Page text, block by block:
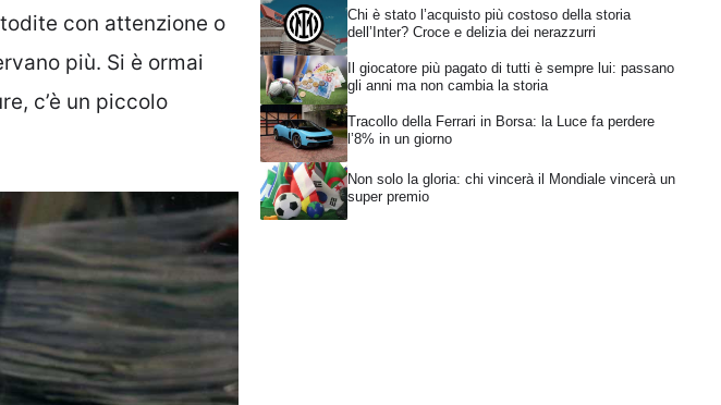
con attenzione o
più. Si è ormai
c’è un piccolo
Chi è stato l’acquisto più costoso della storia
dell’Inter? Croce e delizia dei nerazzurri
Il giocatore più pagato di tutti è sempre lui: passano
gli anni ma non cambia la storia
Tracollo della Ferrari in Borsa: la Luce fa perdere
l’8% in un giorno
Non solo la gloria: chi vincerà il Mondiale vincerà un
super premio